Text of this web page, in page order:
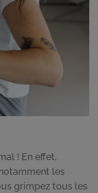
! En effet,
les
grimpez tous les